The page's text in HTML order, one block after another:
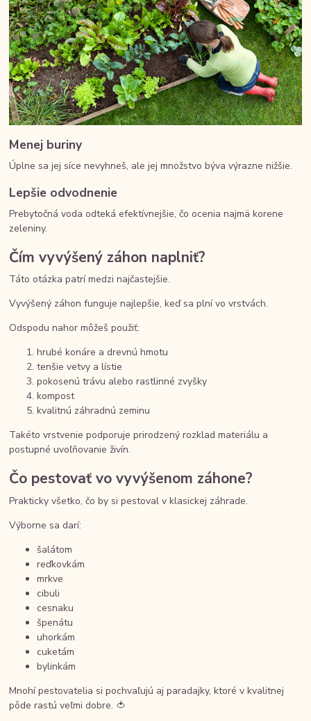
Menej buriny
Úplne sa jej síce nevyhneš, ale jej množstvo býva výrazne nižšie.
Lepšie odvodnenie
Prebytočná voda odteká efektívnejšie, čo ocenia najmä korene
zeleniny.
Čím vyvýšený záhon naplniť?
Táto otázka patrí medzi najčastejšie.
Vyvýšený záhon funguje najlepšie, keď sa plní vo vrstvách.
Odspodu nahor môžeš použiť:
hrubé konáre a drevnú hmotu
tenšie vetvy a lístie
pokosenú trávu alebo rastlinné zvyšky
kompost
kvalitnú záhradnú zeminu
Takéto vrstvenie podporuje prirodzený rozklad materiálu a
postupné uvoľňovanie živín.
Čo pestovať vo vyvýšenom záhone?
Prakticky všetko, čo by si pestoval v klasickej záhrade.
Výborne sa darí:
šalátom
reďkovkám
mrkve
cibuli
cesnaku
špenátu
uhorkám
cuketám
bylinkám
Mnohí pestovatelia si pochvaľujú aj paradajky, ktoré v kvalitnej
pôde rastú veľmi dobre. 🍅